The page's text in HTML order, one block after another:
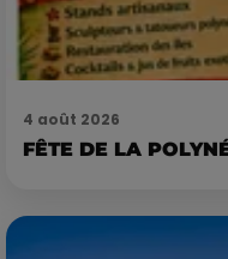
4 août 2026
FÊTE DE LA